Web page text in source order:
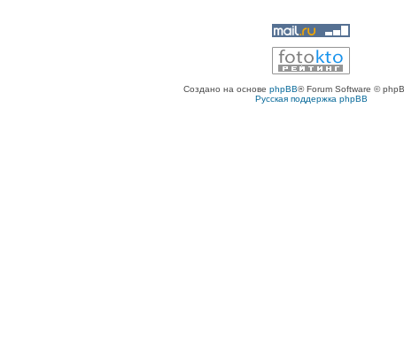
Создано на основе phpBB® Forum Software ©
Русская поддержка phpBB